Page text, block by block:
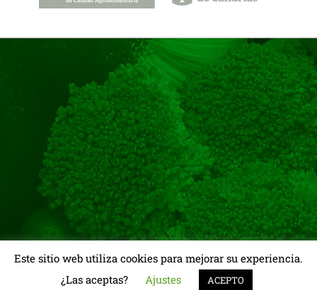
Copyright 2026 - Instituto Canario de Calidad Agroalimentaria.
Consejería de Agricultura, Ganadería y Pesca. Gobierno de Canarias
|Política de Cookies| Diseño: SOFPRINT
Este sitio web utiliza cookies para mejorar su experiencia.
¿Las aceptas?
Ajustes ACEPTO